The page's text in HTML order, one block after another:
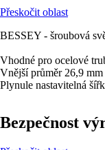
Přeskočit oblast
BESSEY - šroubová
Vhodné pro ocelové
Vnější průměr 26,9
Plynule nastavitelná
Bezpečnost